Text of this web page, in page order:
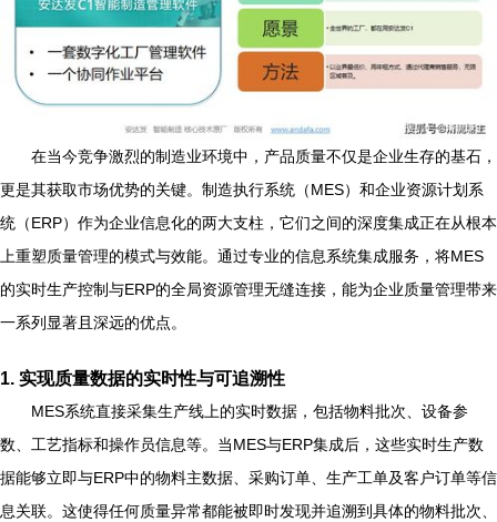
在当今竞争激烈的制造业环境中，产品质量不仅是企业生存的基石，
更是其获取市场优势的关键。制造执行系统（MES）和企业资源计划系
统（ERP）作为企业信息化的两大支柱，它们之间的深度集成正在从根本
上重塑质量管理的模式与效能。通过专业的信息系统集成服务，将MES
的实时生产控制与ERP的全局资源管理无缝连接，能为企业质量管理带来
一系列显著且深远的优点。
1. 实现质量数据的实时性与可追溯性
MES系统直接采集生产线上的实时数据，包括物料批次、设备参
数、工艺指标和操作员信息等。当MES与ERP集成后，这些实时生产数
据能够立即与ERP中的物料主数据、采购订单、生产工单及客户订单等信
息关联。这使得任何质量异常都能被即时发现并追溯到具体的物料批次、